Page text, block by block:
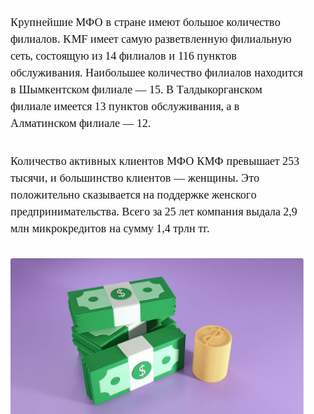
Крупнейшие МФО в стране имеют большое количество
филиалов. KMF имеет самую разветвленную филиальную
сеть, состоящую из 14 филиалов и 116 пунктов
обслуживания. Наибольшее количество филиалов находится
в Шымкентском филиале — 15. В Талдыкорганском
филиале имеется 13 пунктов обслуживания, а в
Алматинском филиале — 12.
Количество активных клиентов МФО КМФ превышает 253
тысячи, и большинство клиентов — женщины. Это
положительно сказывается на поддержке женского
предпринимательства. Всего за 25 лет компания выдала 2,9
млн микрокредитов на сумму 1,4 трлн тг.